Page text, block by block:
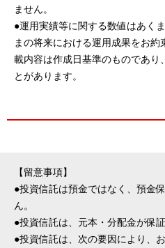
ません。
●運用実績等に関する数値はあく
まの将来における運用成果をお
載内容は作成日基準のものであり
とがあります。
【留意事項】
●投資信託は預金ではなく、預金
ん。
●投資信託は、元本・分配金が保
●投資信託は、次の要因により、